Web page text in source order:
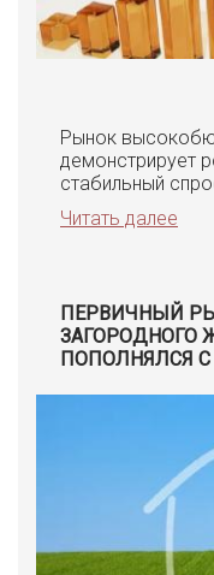
Рынок
демонстрирует
стабильный
Читать далее
ПЕРВИЧНЫЙ
ЗАГОРОДНОГО
ПОПОЛНЯЛСЯ С